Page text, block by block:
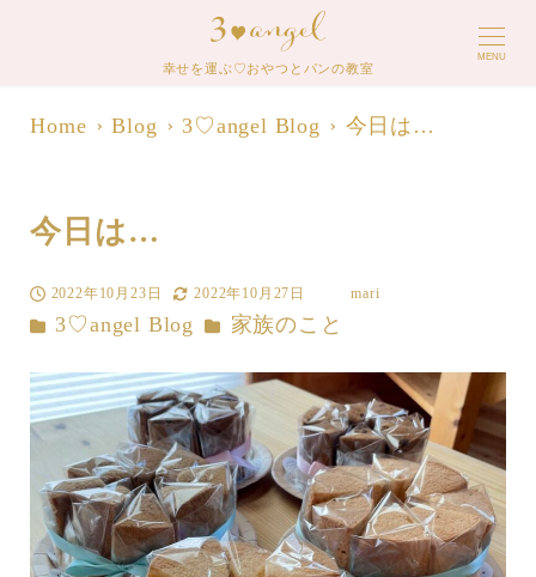
幸せを運ぶ♡おやつとパンの教室
MENU
Home Blog 3♡angel Blog 今日は…
今日は…
投稿日
2022年10月23日
更新日
2022年10月27日
者
mari
カテゴリー
3♡angel Blog カテゴリー
家族のこと